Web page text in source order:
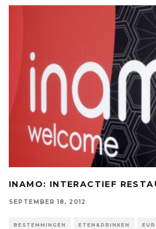
INAMO: INTERACTIEF
SEPTEMBER 18, 2012
BESTEMMINGEN ETEN&DRINKEN